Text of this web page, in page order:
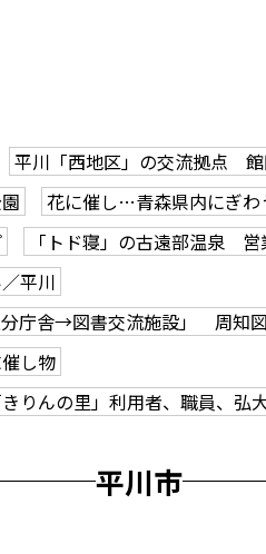
平川「西地区」の交流拠点 館
花に催し…青森県内にぎ
「トド寝」の古遠部温泉
平川
庁舎→図書交流施設」 周知
し物
りんの里」利用者、職員、弘
平川市